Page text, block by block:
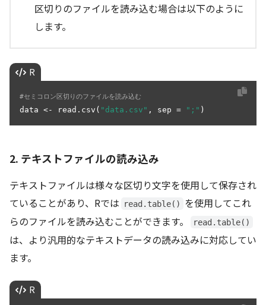
区切りのファイルを読み込む場合は以下のように
します。
R
#セミコロン区切りのファイルを読み込む
data <- read.csv( "data.csv" , sep = ";" )
2. テキストファイルの読み込み
テキストファイルは様々な区切り文字を使用して保存され
ていることがあり、Rでは
read.table()
を使用してこれ
らのファイルを読み込むことができます。
read.table()
は、より汎用的なテキストデータの読み込みに対応してい
ます。
R